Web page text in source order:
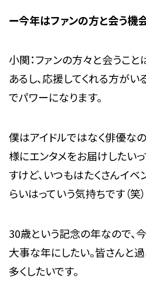
ー今年はファンの方と会う機
小関：ファンの方々と会うこ
あるし、応援してくれる方が
でパワーになります。
僕はアイドルではなく俳優な
様にエンタメをお届けしたい
すけど、いつもはたくさんイベ
らいはっていう気持ちです（笑）
30歳という記念の年なので、
大事な年にしたい。皆さんと
多くしたいです。